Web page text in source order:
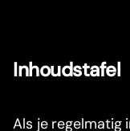
Inhoudstafel
Als je regelmatig